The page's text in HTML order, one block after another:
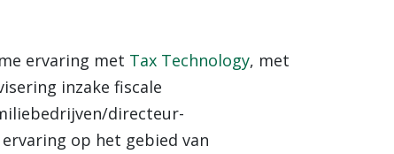
ervaring met Tax Technology, met
inzake fiscale
directeur-
op het gebied van